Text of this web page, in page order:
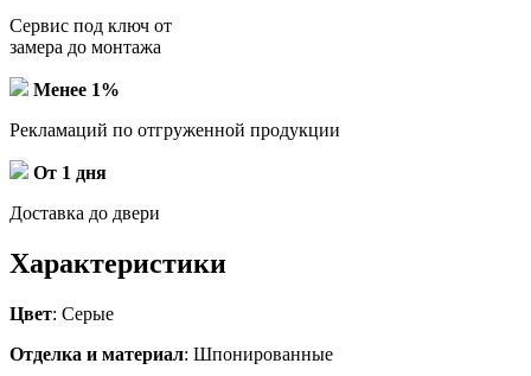
Сервис под ключ от
замера до монтажа
Менее 1%
Рекламаций по отгруженной продукции
От 1 дня
Доставка до двери
Характеристики
Цвет: Серые
Отделка и материал: Шпонированные